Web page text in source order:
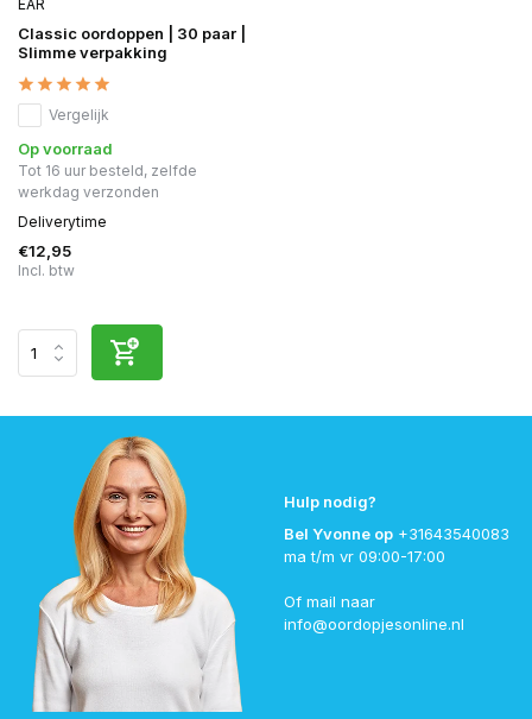
EAR
Classic oordoppen | 30 paar |
Slimme verpakking
Vergelijk
Op voorraad
Tot 16 uur besteld, zelfde
werkdag verzonden
Deliverytime
€12,95
Incl. btw
Hulp nodig?
Bel Yvonne op +31643540083
ma t/m vr 09:00-17:00
Of mail naar
info@oordopjesonline.nl